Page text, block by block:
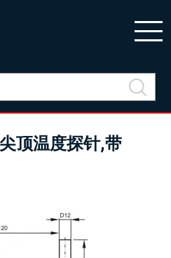
顶温度探针,带